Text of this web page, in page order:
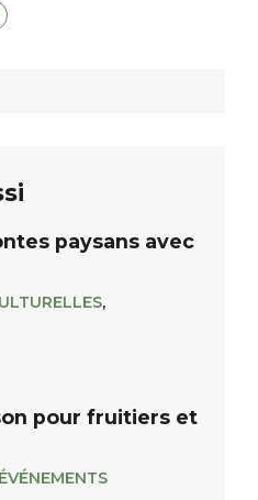
paysans avec
,
pour fruitiers et